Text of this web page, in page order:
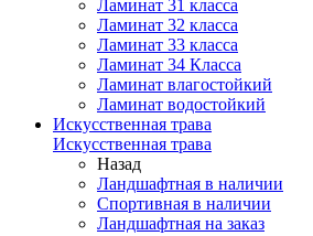
Ламинат 31 класса
Ламинат 32 класса
Ламинат 33 класса
Ламинат 34 Класса
Ламинат влагостойкий
Ламинат водостойкий
Искусственная трава
Искусственная трава
Назад
Ландшафтная в наличии
Спортивная в наличии
Ландшафтная на заказ